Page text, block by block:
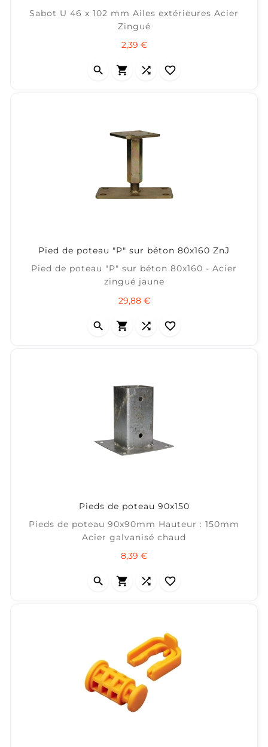
Sabot U 46 x 102 mm Ailes extérieures Acier
Zingué
2,39 €Prix
   
Pied de poteau "P" sur béton 80x160 ZnJ
Pied de poteau "P" sur béton 80x160 - Acier
zingué jaune
29,88 €Prix
   
Pieds de poteau 90x150
Pieds de poteau 90x90mm Hauteur : 150mm
Acier galvanisé chaud
8,39 €Prix
   